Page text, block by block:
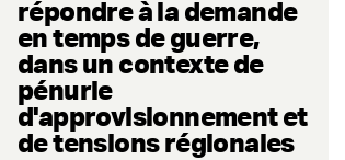
répondre à la demande
en temps de guerre,
dans un contexte de
pénurie
d'approvisionnement et
de tensions régionales